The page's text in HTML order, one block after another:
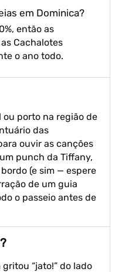
em Dominica?
então as
Cachalotes
o ano todo.
porto na região de
das
ouvir as canções
punch da Tiffany,
(e sim — espere
de um guia
o passeio antes de
“jato!” do lado